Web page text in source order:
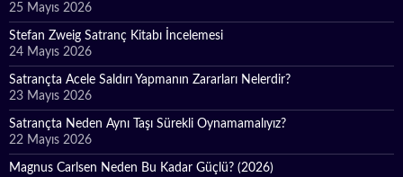
25 Mayıs 2026
Stefan Zweig Satranç Kitabı İncelemesi
24 Mayıs 2026
Satrançta Acele Saldırı Yapmanın Zararları Nelerdir?
23 Mayıs 2026
Satrançta Neden Aynı Taşı Sürekli Oynamamalıyız?
22 Mayıs 2026
Magnus Carlsen Neden Bu Kadar Güçlü? (2026)